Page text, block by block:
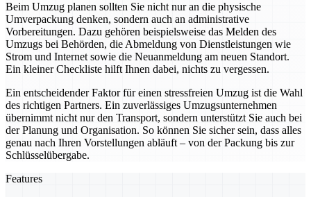
Beim Umzug planen sollten Sie nicht nur an die physische
Umverpackung denken, sondern auch an administrative
Vorbereitungen. Dazu gehören beispielsweise das Melden des
Umzugs bei Behörden, die Abmeldung von Dienstleistungen wie
Strom und Internet sowie die Neuanmeldung am neuen Standort.
Ein kleiner Checkliste hilft Ihnen dabei, nichts zu vergessen.
Ein entscheidender Faktor für einen stressfreien Umzug ist die Wahl
des richtigen Partners. Ein zuverlässiges Umzugsunternehmen
übernimmt nicht nur den Transport, sondern unterstützt Sie auch bei
der Planung und Organisation. So können Sie sicher sein, dass alles
genau nach Ihren Vorstellungen abläuft – von der Packung bis zur
Schlüsselübergabe.
Features